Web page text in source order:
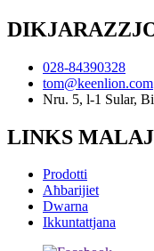
028-84390328
tom@keenlion.com
Nru. 5, l-1 Sular,
LINKS
Prodotti
Aħbarijiet
Dwarna
Ikkuntattjana